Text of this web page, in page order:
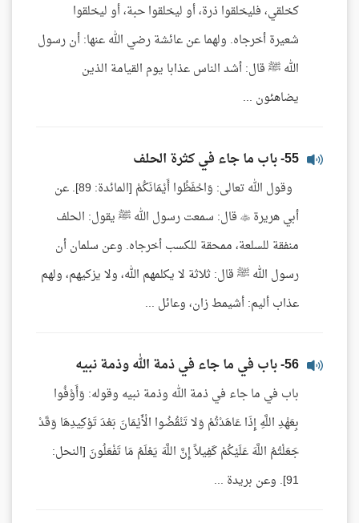
كخلقي، فليخلقوا ذرة، أو ليخلقوا حبة، أو ليخلقوا
شعيرة أخرجاه. ولهما عن عائشة رضي الله عنها: أن رسول
الله ﷺ قال: أشد الناس عذابا يوم القيامة الذين
يضاهئون ...
55- باب ما جاء في كثرة الحلف
وقول الله تعالى: وَاحْفَظُوا أَيْمَانَكُمْ [المائدة: 89]. عن
أبي هريرة  قال: سمعت رسول الله ﷺ يقول: الحلف
منفقة للسلعة، ممحقة للكسب أخرجاه. وعن سلمان أن
رسول الله ﷺ قال: ثلاثة لا يكلمهم الله، ولا يزكيهم، ولهم
عذاب أليم: أشيمط زان، وعائل ...
56- باب في ما جاء في ذمة الله وذمة نبيه
باب في ما جاء في ذمة الله وذمة نبيه وقوله: وَأَوْفُوا
بِعَهْدِ اللَّهِ إِذَا عَاهَدْتُمْ وَلا تَنْقُضُوا الْأَيْمَانَ بَعْدَ تَوْكِيدِهَا وَقَدْ
جَعَلْتُمُ اللَّهَ عَلَيْكُمْ كَفِيلاً إِنَّ اللَّهَ يَعْلَمُ مَا تَفْعَلُونَ [النحل:
91]. وعن بريدة ...